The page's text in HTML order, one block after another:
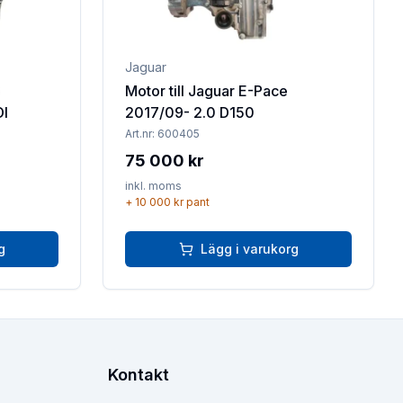
Jaguar
Motor till Jaguar E-Pace
2017/09- 2.0 D150
Art.nr: 600405
75 000 kr
inkl. moms
+ 10 000 krpant
Lägg i varukorg
Kontakt